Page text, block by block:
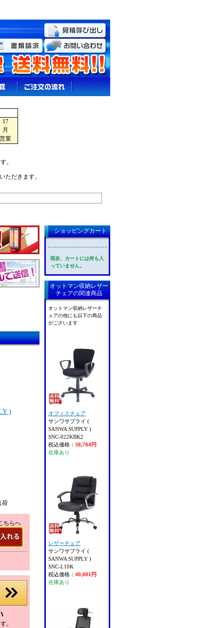
17
月
営業
。
ただきます。
)
荷
ちらへ
。
ショッピングカート
現在、カートには何も入
っていません。
オットマン収納レザー
チェアの関連商品
オットマン収納レザーチ
ェアの他にも以下の商品
がございます
オフィスチェア
サンワサプライ (
SANWA SUPPLY )
SNC-022KBK2
税込価格： 38,704円
在庫あり
レザーチェア
サンワサプライ (
SANWA SUPPLY )
SNC-L10K
税込価格： 40,081円
在庫あり